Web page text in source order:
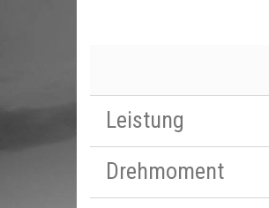
Leistung
Drehmoment